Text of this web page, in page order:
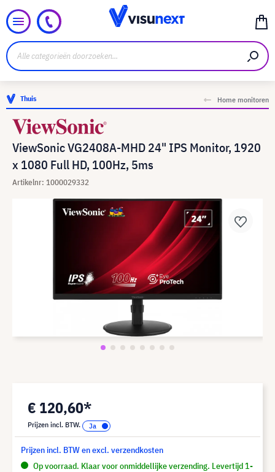
Thuis Home monitoren
ViewSonic VG2408A-MHD 24" IPS Monitor, 1920
x 1080 Full HD, 100Hz, 5ms
Artikelnr: 1000029332
€ 120,60*
Prijzen incl. BTW.
Prijzen incl. BTW en excl. verzendkosten
Op voorraad. Klaar voor onmiddellijke verzending. Levertijd 1-